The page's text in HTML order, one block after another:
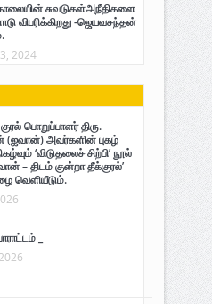
சுவடுகள்அநீதிகளை
விபரிக்கிறது -ஜெயவசந்தன்
2024
பொறுப்பாளர் திரு.
(ஜவான்) அவர்களின் புகழ்
‘விடுதலைச் சிற்பி’ நூல்
– திடம் குன்றா தீக்குரல்’
வெளியீடும்.
_